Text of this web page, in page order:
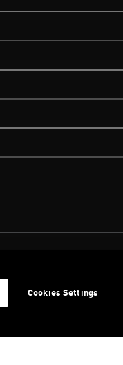
Cookies Settings